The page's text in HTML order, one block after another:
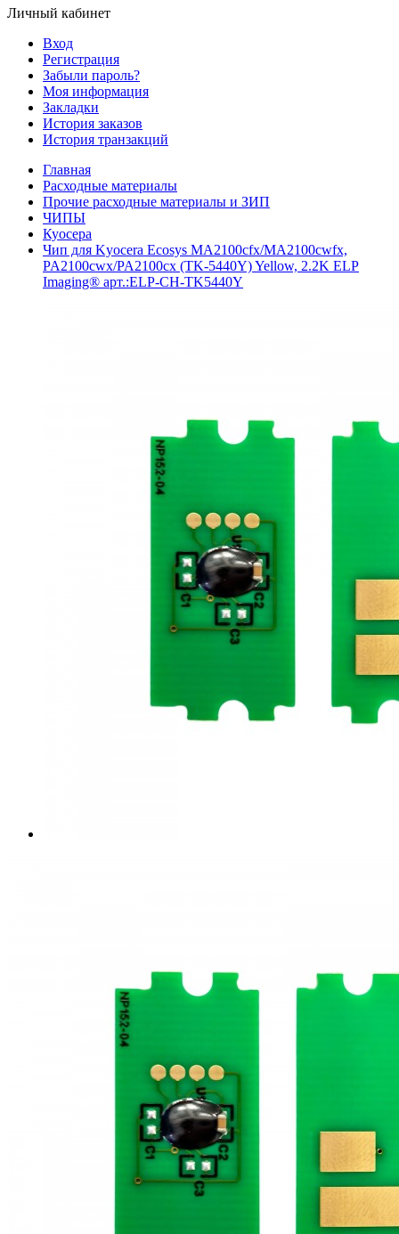
Личный кабинет
Вход
Регистрация
Забыли пароль?
Моя информация
Закладки
История заказов
История транзакций
Главная
Расходные материалы
Прочие расходные материалы и ЗИП
ЧИПЫ
Куосера
Чип для Kyocera Ecosys MA2100cfx/MA2100cwfx,
PA2100cwx/PA2100cx (TK-5440Y) Yellow, 2.2K ELP
Imaging® арт.:ELP-CH-TK5440Y